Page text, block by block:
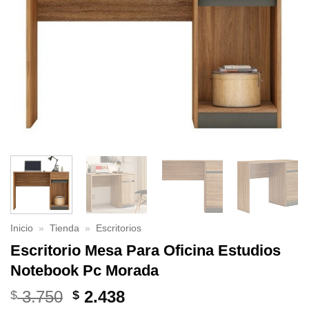
Inicio » Tienda » Escritorios
Escritorio Mesa Para Oficina Estudios
Notebook Pc Morada
$3.750 El
$ 2.438El